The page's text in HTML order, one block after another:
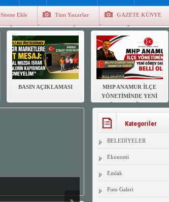
Sitene Ekle Tüm Yazarlar GAZETE KÜNYE
Hava Durumu Sitene Ekle
BASIN AÇIKLAMASI
MHP ANAMUR İLÇE
YÖNETİMİNDE YENİ
BELLİ OLDU
Kategoriler
BELEDİYELER
Ekonomi
Emlak
Foto Galeri